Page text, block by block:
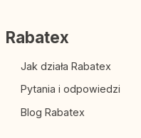
Rabatex
Jak działa Rabatex
Pytania i odpowiedzi
Blog Rabatex